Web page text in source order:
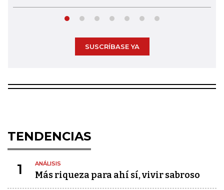
SUSCRÍBASE YA
TENDENCIAS
1 ANÁLISIS
Más riqueza para ahí sí, vivir sabroso